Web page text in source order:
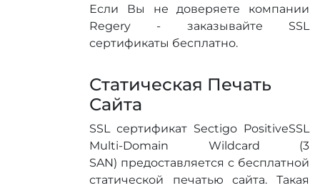
Если Вы не доверяете компании
Regery - заказывайте SSL
сертификаты бесплатно.
Статическая Печать
Сайта
SSL сертификат Sectigo PositiveSSL
Multi-Domain Wildcard (3
SAN) предоставляется с бесплатной
статической печатью сайта. Такая